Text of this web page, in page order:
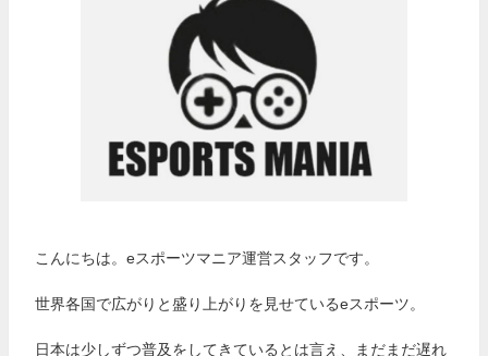
こんにちは。eスポーツマニア運営スタッフです。
世界各国で広がりと盛り上がりを見せているeスポーツ。
日本は少しずつ普及をしてきているとは言え、まだまだ遅れ